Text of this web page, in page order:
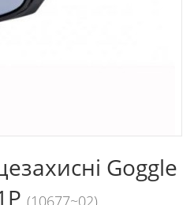
Goggle
(10677~02)